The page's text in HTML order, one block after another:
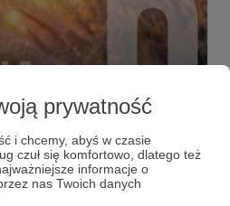
prywatność
i chcemy, abyś w czasie
czuł się komfortowo, dlatego też
informacje o
nas Twoich danych
w tym roku Dzień Patrona!
filozofia +7